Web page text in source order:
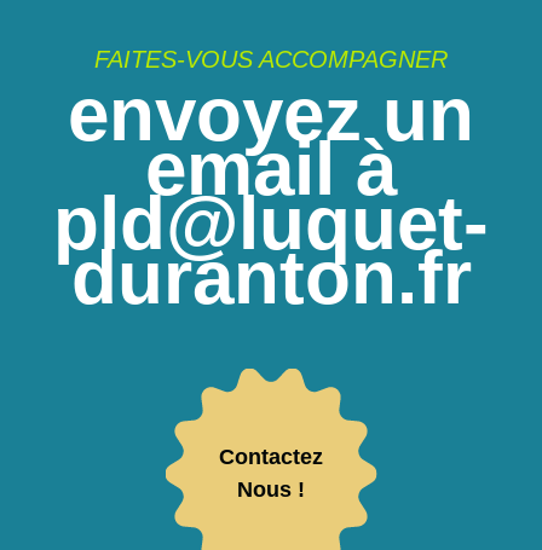
FAITES-VOUS ACCOMPAGNER
envoyez un
email à
pld@luquet-
duranton.fr
Contactez
Nous !